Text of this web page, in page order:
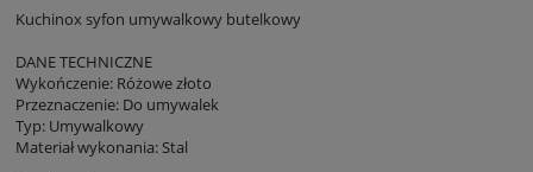
Kuchinox syfon umywalkowy butelkowy
DANE TECHNICZNE
Wykończenie: Różowe złoto
Przeznaczenie: Do umywalek
Typ: Umywalkowy
Materiał wykonania: Stal